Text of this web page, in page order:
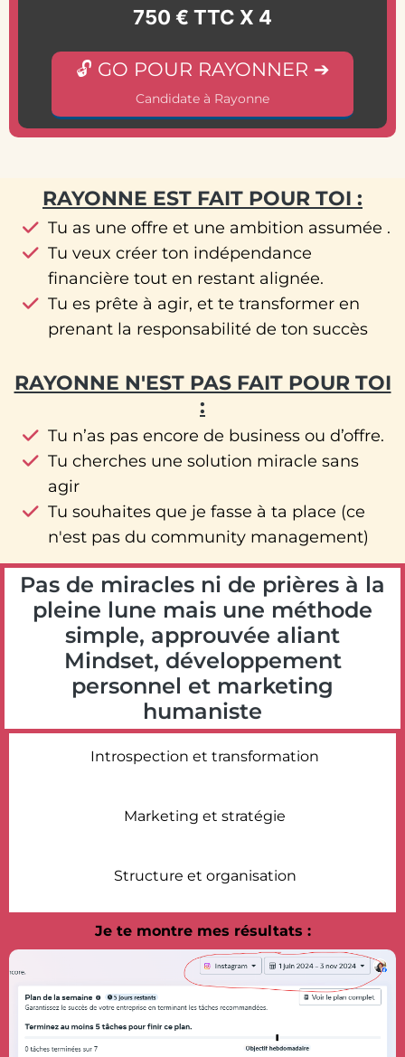
750 € TTC X 4
🔓 GO POUR RAYONNER ➔
Candidate à Rayonne
RAYONNE EST FAIT POUR TOI :
Tu as une offre et une ambition assumée .
Tu veux créer ton indépendance
financière tout en restant alignée.
Tu es prête à agir, et te transformer en
prenant la responsabilité de ton succès
RAYONNE N'EST PAS FAIT POUR TOI
:
Tu n’as pas encore de business ou d’offre.
Tu cherches une solution miracle sans
agir
Tu souhaites que je fasse à ta place (ce
n'est pas du community management)
Pas de miracles ni de prières à la
pleine lune mais une méthode
simple, approuvée aliant
Mindset, développement
personnel et marketing
humaniste
Introspection et transformation
Marketing et stratégie
Structure et organisation
Je te montre mes résultats :